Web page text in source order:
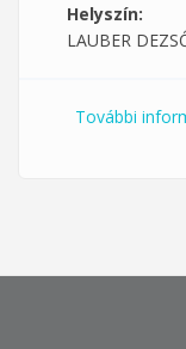
Helyszín:
LAUBER
További